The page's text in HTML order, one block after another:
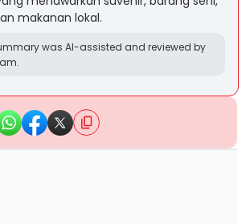
makanan lokal.
was AI-assisted and reviewed by